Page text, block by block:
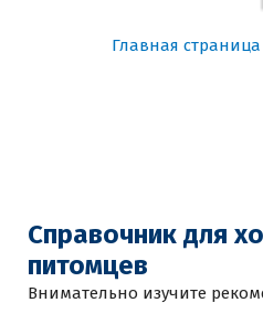
Главная страница
Справочник для
питомцев
Внимательно изучите